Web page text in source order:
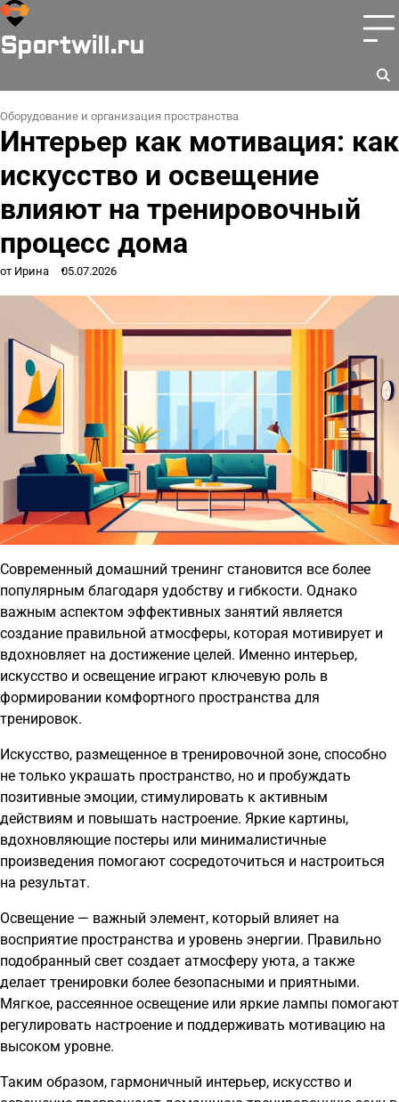
Перейти
содержимому
Sportwill.ru
Оборудование и организация пространства
Интерьер как мотивация: как
искусство и освещение
влияют на тренировочный
процесс дома
от Ирина 05.07.2026
Современный домашний тренинг становится все более
популярным благодаря удобству и гибкости. Однако
важным аспектом эффективных занятий является
создание правильной атмосферы, которая мотивирует и
вдохновляет на достижение целей. Именно интерьер,
искусство и освещение играют ключевую роль в
формировании комфортного пространства для
тренировок.
Искусство, размещенное в тренировочной зоне, способно
не только украшать пространство, но и пробуждать
позитивные эмоции, стимулировать к активным
действиям и повышать настроение. Яркие картины,
вдохновляющие постеры или минималистичные
произведения помогают сосредоточиться и настроиться
на результат.
Освещение — важный элемент, который влияет на
восприятие пространства и уровень энергии. Правильно
подобранный свет создает атмосферу уюта, а также
делает тренировки более безопасными и приятными.
Мягкое, рассеянное освещение или яркие лампы помогают
регулировать настроение и поддерживать мотивацию на
высоком уровне.
Таким образом, гармоничный интерьер, искусство и